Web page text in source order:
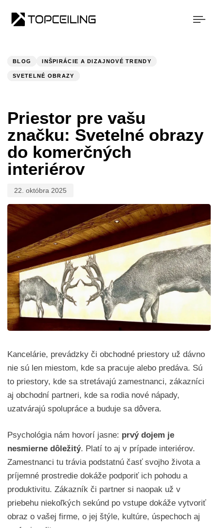
BLOG INŠPIRÁCIE A DIZAJNOVÉ TRENDY
SVETELNÉ OBRAZY
Priestor pre vašu
značku: Svetelné obrazy
do komerčných
interiérov
22. októbra 2025
Kancelárie, prevádzky či obchodné priestory už dávno
nie sú len miestom, kde sa pracuje alebo predáva. Sú
to priestory, kde sa stretávajú zamestnanci, zákazníci
aj obchodní partneri, kde sa rodia nové nápady,
uzatvárajú spolupráce a buduje sa dôvera.
Psychológia nám hovorí jasne: prvý dojem je
nesmierne dôležitý. Platí to aj v prípade interiérov.
Zamestnanci tu trávia podstatnú časť svojho života a
príjemné prostredie dokáže podporiť ich pohodu a
produktivitu. Zákazník či partner si naopak už v
priebehu niekoľkých sekúnd po vstupe dokáže vytvoriť
obraz o vašej firme, o jej štýle, kultúre, úspechoch aj